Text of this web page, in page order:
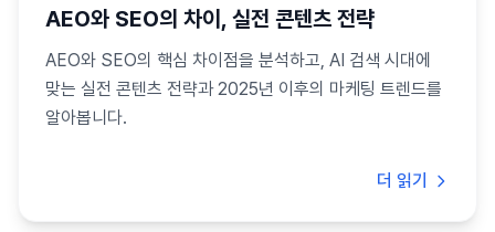
AEO와 SEO의 차이, 실전 콘텐츠 전략
AEO와 SEO의 핵심 차이점을 분석하고, AI 검색 시대에
맞는 실전 콘텐츠 전략과 2025년 이후의 마케팅 트렌드를
알아봅니다.
더 읽기